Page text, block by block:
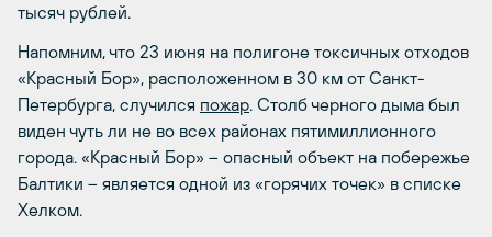
тысяч рублей.
Напомним, что 23 июня на полигоне токсичных отходов
«Красный Бор», расположенном в 30 км от Санкт-
Петербурга, случился пожар. Столб черного дыма был
виден чуть ли не во всех районах пятимиллионного
города. «Красный Бор» – опасный объект на побережье
Балтики – является одной из «горячих точек» в списке
Хелком.